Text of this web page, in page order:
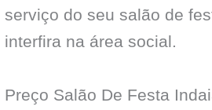
serviço do seu salão de
interfira na área social.
Preço Salão De Festa